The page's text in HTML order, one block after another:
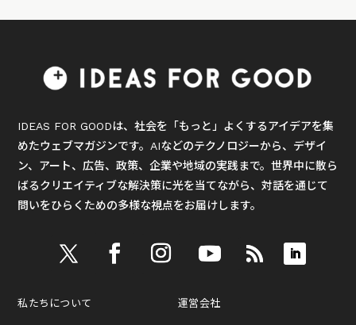
IDEAS FOR GOODは、社会を「もっと」よくするアイデアを集
めたウェブマガジンです。AIなどのテクノロジーから、デザイ
ン、アート、広告、政策、企業や地域の実践まで。世界中に散ら
ばるクリエイティブな解決策に光を当てながら、対話を通じて
問いをひらくための多様な視点をお届けします。
私たちについて 運営会社